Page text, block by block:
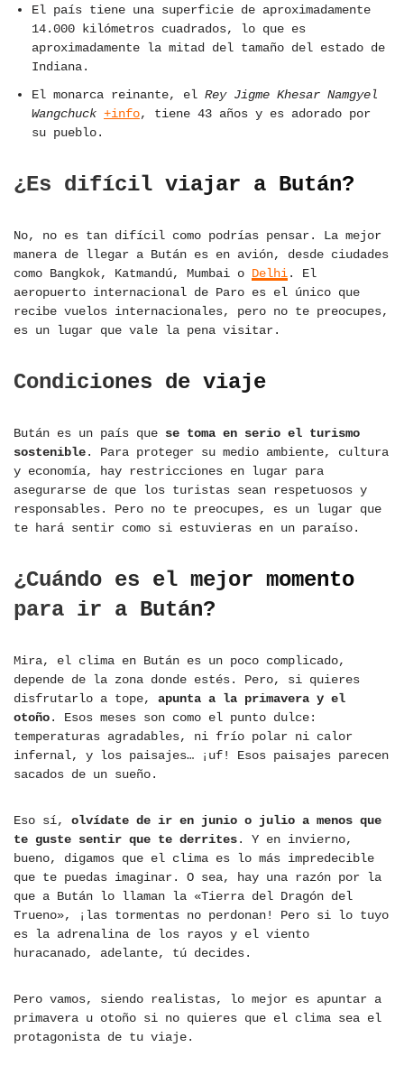
El país tiene una superficie de aproximadamente
14.000 kilómetros cuadrados, lo que es
aproximadamente la mitad del tamaño del estado de
Indiana.
El monarca reinante, el Rey Jigme Khesar Namgyel
Wangchuck +info, tiene 43 años y es adorado por
su pueblo.
¿Es difícil viajar a Bután?
No, no es tan difícil como podrías pensar. La mejor
manera de llegar a Bután es en avión, desde ciudades
como Bangkok, Katmandú, Mumbai o Delhi. El
aeropuerto internacional de Paro es el único que
recibe vuelos internacionales, pero no te preocupes,
es un lugar que vale la pena visitar.
Condiciones de viaje
Bután es un país que se toma en serio el turismo
sostenible. Para proteger su medio ambiente, cultura
y economía, hay restricciones en lugar para
asegurarse de que los turistas sean respetuosos y
responsables. Pero no te preocupes, es un lugar que
te hará sentir como si estuvieras en un paraíso.
¿Cuándo es el mejor momento
para ir a Bután?
Mira, el clima en Bután es un poco complicado,
depende de la zona donde estés. Pero, si quieres
disfrutarlo a tope, apunta a la primavera y el
otoño. Esos meses son como el punto dulce:
temperaturas agradables, ni frío polar ni calor
infernal, y los paisajes… ¡uf! Esos paisajes parecen
sacados de un sueño.
Eso sí, olvídate de ir en junio o julio a menos que
te guste sentir que te derrites. Y en invierno,
bueno, digamos que el clima es lo más impredecible
que te puedas imaginar. O sea, hay una razón por la
que a Bután lo llaman la «Tierra del Dragón del
Trueno», ¡las tormentas no perdonan! Pero si lo tuyo
es la adrenalina de los rayos y el viento
huracanado, adelante, tú decides.
Pero vamos, siendo realistas, lo mejor es apuntar a
primavera u otoño si no quieres que el clima sea el
protagonista de tu viaje.